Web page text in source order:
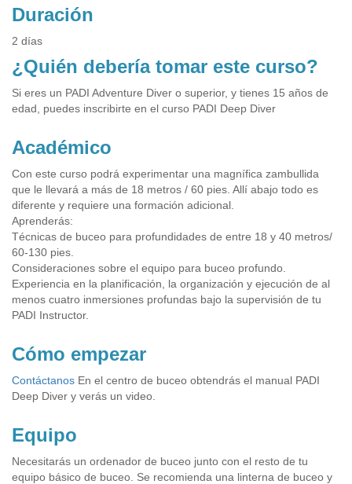
Duración
2 días
¿Quién debería tomar este curso?
Si eres un PADI Adventure Diver o superior, y tienes 15 años de
edad, puedes inscribirte en el curso PADI Deep Diver
Académico
Con este curso podrá experimentar una magnífica zambullida
que le llevará a más de 18 metros / 60 pies. Allí abajo todo es
diferente y requiere una formación adicional.
Aprenderás:
Técnicas de buceo para profundidades de entre 18 y 40 metros/
60-130 pies.
Consideraciones sobre el equipo para buceo profundo.
Experiencia en la planificación, la organización y ejecución de al
menos cuatro inmersiones profundas bajo la supervisión de tu
PADI Instructor.
Cómo empezar
Contáctanos En el centro de buceo obtendrás el manual PADI
Deep Diver y verás un video.
Equipo
Necesitarás un ordenador de buceo junto con el resto de tu
equipo básico de buceo. Se recomienda una linterna de buceo y